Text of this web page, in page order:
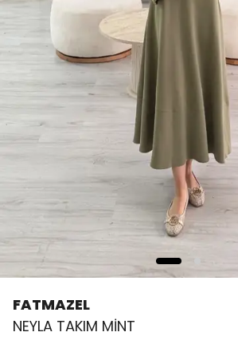
FATMAZEL
NEYLA TAKIM MİNT